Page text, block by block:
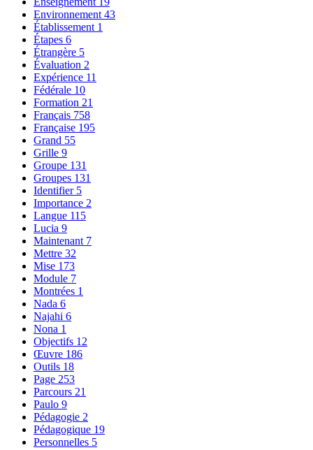
Environnement 43
Établissement 1
Étapes 6
Étrangère 5
Évaluation 2
Expérience 11
Fédérale 10
Formation 21
Français 758
Française 195
Grand 55
Grille 9
Groupe 131
Groupes 131
Identifier 5
Importance 2
Langue 115
Lucia 9
Maintenant 7
Mettre 32
Mise 173
Module 7
Montrées 1
Nada 6
Najahi 6
Nona 1
Objectifs 12
Œuvre 186
Outils 18
Page 253
Parcours 21
Paulo 9
Pédagogie 2
Pédagogique 19
Personnelles 5